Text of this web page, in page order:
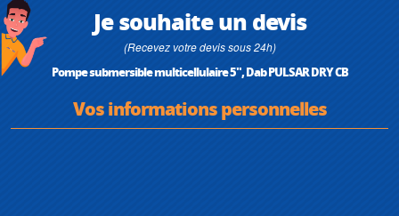
Je souhaite un devis
(Recevez votre devis sous 24h)
Pompe submersible multicellulaire 5", Dab PULSAR DRY CB
Vos informations personnelles